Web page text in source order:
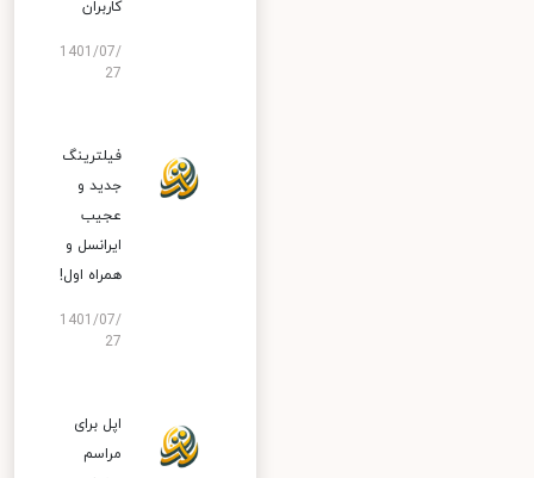
کاربران
1401/07/
27
فیلترینگ
جدید و
عجیب
ایرانسل و
همراه اول!
1401/07/
27
اپل برای
مراسم